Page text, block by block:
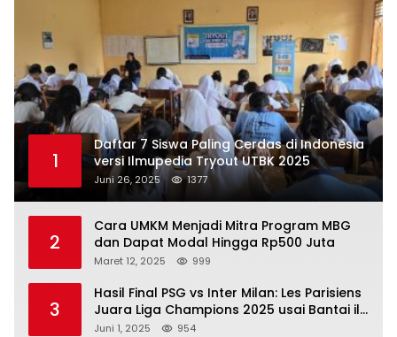
1
Daftar 7 Siswa Paling Cerdas di Indonesia
versi Ilmupedia Tryout UTBK 2025
Juni 26, 2025 1377
2
Cara UMKM Menjadi Mitra Program MBG
dan Dapat Modal Hingga Rp500 Juta
Maret 12, 2025 999
3
Hasil Final PSG vs Inter Milan: Les Parisiens
Juara Liga Champions 2025 usai Bantai il
Nerazzurri
Juni 1, 2025 954